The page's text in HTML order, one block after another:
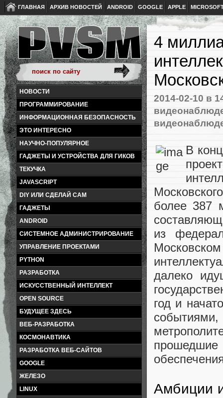
ГЛАВНАЯ АРХИВ НОВОСТЕЙ ANDROID GOOGLE APPLE
НОВОСТИ
ПРОГРАММИРОВАНИЕ
ИНФОРМАЦИОННАЯ БЕЗОПАСНОСТЬ
ЭТО ИНТЕРЕСНО
НАУЧНО-ПОПУЛЯРНОЕ
ГАДЖЕТЫ И УСТРОЙСТВА ДЛЯ ГИКОВ
ТЕКУЧКА
JAVASCRIPT
DIY ИЛИ СДЕЛАЙ САМ
ГАДЖЕТЫ
ANDROID
СИСТЕМНОЕ АДМИНИСТРИРОВАНИЕ
УПРАВЛЕНИЕ ПРОЕКТАМИ
PYTHON
РАЗРАБОТКА
ИСКУССТВЕННЫЙ ИНТЕЛЛЕКТ
OPEN SOURCE
БУДУЩЕЕ ЗДЕСЬ
ВЕБ-РАЗРАБОТКА
КОСМОНАВТИКА
РАЗРАБОТКА ВЕБ-САЙТОВ
GOOGLE
ЖЕЛЕЗО
LINUX
4
2014-02-10 в
В
более 387
из
далеко
год и
Амбиции